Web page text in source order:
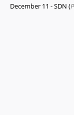
December 11 - SDN (